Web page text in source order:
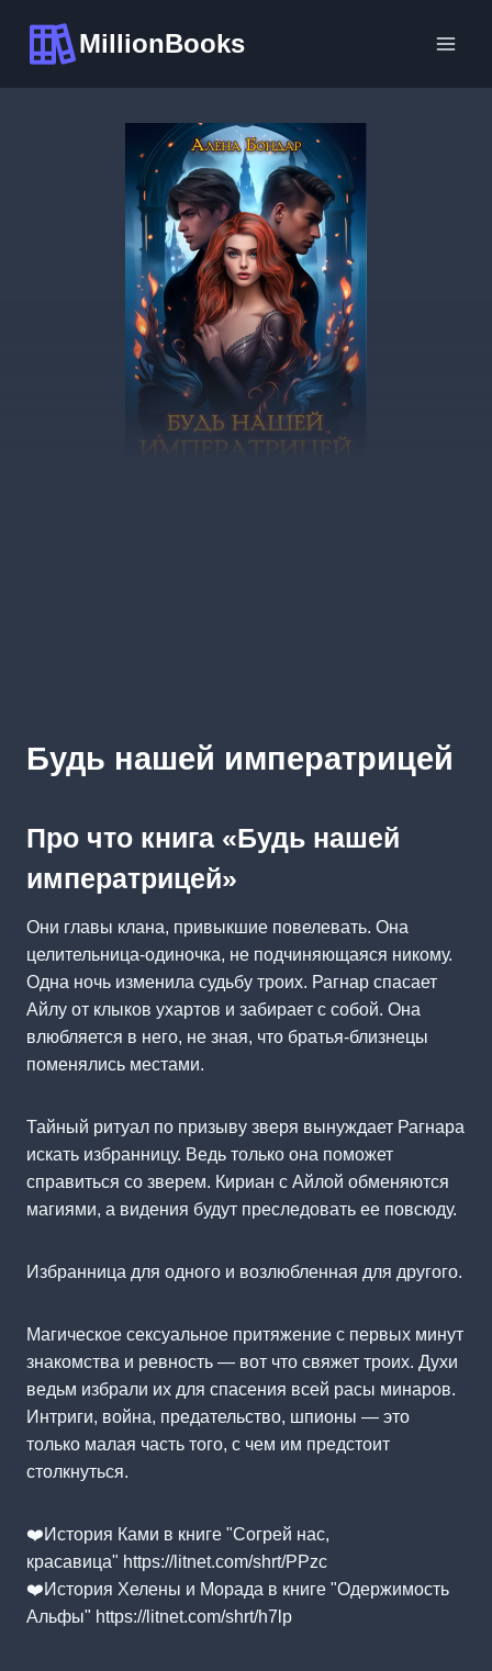
содержимому
MillionBooks
Будь нашей императрицей
Про что книга «Будь нашей
императрицей»
Они главы клана, привыкшие повелевать. Она
целительница-одиночка, не подчиняющаяся никому.
Одна ночь изменила судьбу троих. Рагнар спасает
Айлу от клыков ухартов и забирает с собой. Она
влюбляется в него, не зная, что братья-близнецы
поменялись местами.
Тайный ритуал по призыву зверя вынуждает Рагнара
искать избранницу. Ведь только она поможет
справиться со зверем. Кириан с Айлой обменяются
магиями, а видения будут преследовать ее повсюду.
Избранница для одного и возлюбленная для другого.
Магическое сексуальное притяжение с первых минут
знакомства и ревность — вот что свяжет троих. Духи
ведьм избрали их для спасения всей расы минаров.
Интриги, война, предательство, шпионы — это
только малая часть того, с чем им предстоит
столкнуться.
‍❤️‍История Ками в книге "Согрей нас,
красавица" https://litnet.com/shrt/PPzc
‍❤️‍История Хелены и Морада в книге "Одержимость
Альфы" https://litnet.com/shrt/h7lp